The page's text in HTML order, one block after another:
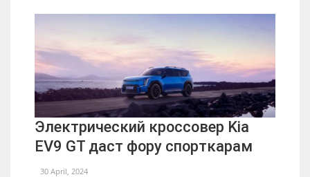
Электрический кроссовер Kia
EV9 GT даст фору спорткарам
30 April, 2024